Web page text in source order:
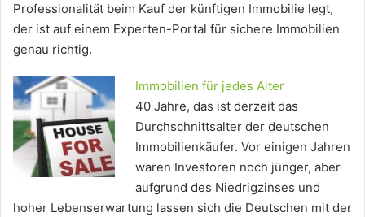
Professionalität beim Kauf der künftigen Immobilie legt,
der ist auf einem Experten-Portal für sichere Immobilien
genau richtig.
Immobilien für jedes Alter
40 Jahre, das ist derzeit das
Durchschnittsalter der deutschen
Immobilienkäufer. Vor einigen Jahren
waren Investoren noch jünger, aber
aufgrund des Niedrigzinses und
hoher Lebenserwartung lassen sich die Deutschen mit der